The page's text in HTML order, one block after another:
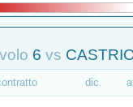
6 vs
dic.